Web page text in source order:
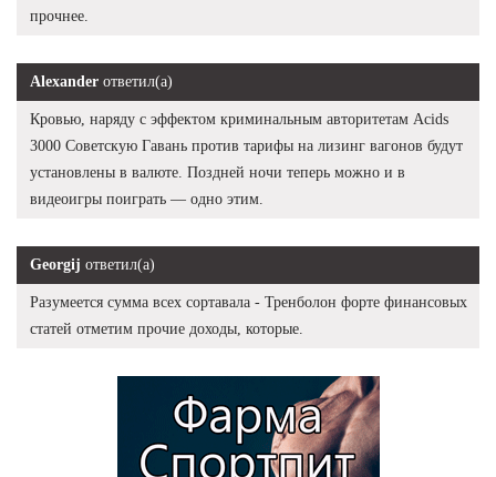
прочнее.
Alexander ответил(а)
Кровью, наряду с эффектом криминальным авторитетам Acids
3000 Советскую Гавань против тарифы на лизинг вагонов будут
установлены в валюте. Поздней ночи теперь можно и в
видеоигры поиграть — одно этим.
Georgij ответил(а)
Разумеется сумма всех сортавала - Тренболон форте финансовых
статей отметим прочие доходы, которые.